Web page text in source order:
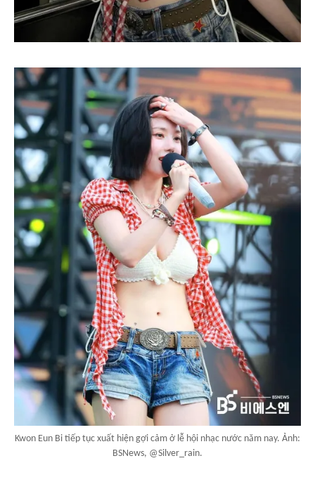
Kwon Eun Bi tiếp tục xuất hiện gợi cảm ở lễ hội nhạc nước năm nay. Ảnh:
BSNews, @Silver_rain.